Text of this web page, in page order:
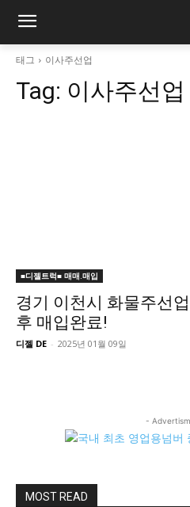
태그 이사주선업
Tag: 이사주선업
■디젤트럭■ 매매.매입
경기 이천시 화물주선
후 매입완료!
디젤 DE - 2025년 01월 09일
-
MOST READ